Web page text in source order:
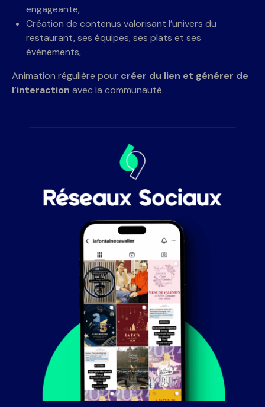
engageante,
Création de contenus valorisant l’univers du
restaurant, ses équipes, ses plats et ses
événements,
Animation régulière pour créer du lien et générer de
l’interaction avec la communauté.